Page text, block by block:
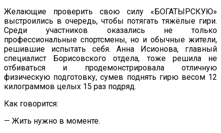
Желающие проверить свою силу «БОГАТЫРСКУЮ»
выстроились в очередь, чтобы потягать тяжёлые гири.
Среди участников оказались не только
профессиональные спортсмены, но и обычные жители,
решившие испытать себя. Анна Исионова, главный
специалист Борисовского отдела, тоже решила не
отбиваться и продемонстрировала отличную
физическую подготовку, сумев поднять гирю весом 12
килограммов целых 15 раз подряд.
Как говорится:
— Жить нужно в моменте.